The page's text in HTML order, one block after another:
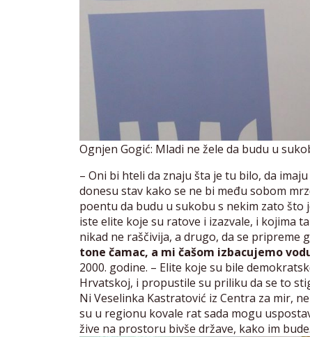
Ognjen Gogić: Mladi ne žele da budu u
– Oni bi hteli da znaju šta je tu bilo, da
donesu stav kako se ne bi među sobom
poentu da budu u sukobu s nekim zato što
iste elite koje su ratove i izazvale, i kojima
nikad ne raščivija, a drugo, da se pripreme
tone čamac, a mi čašom izbacujemo
2000. godine. – Elite koje su bile
Hrvatskoj, i propustile su priliku da se to
Ni Veselinka Kastratović iz Centra za mir,
su u regionu kovale rat sada mogu
žive na prostoru bivše države, kako im